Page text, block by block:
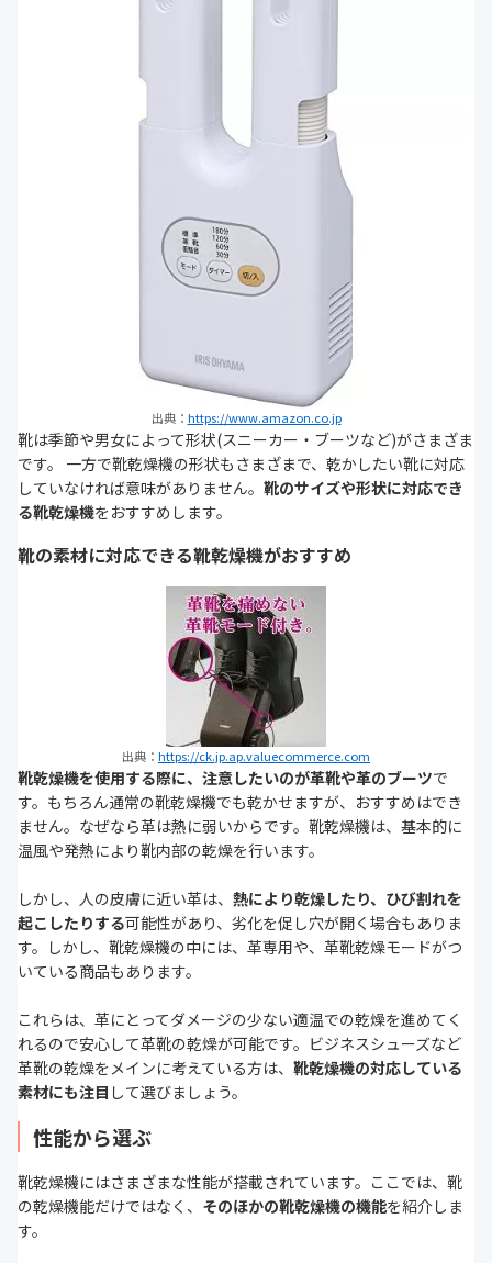
出典： https://www.amazon.co.jp
靴は季節や男女によって形状(スニーカー・ブーツなど)がさまざま
です。 一方で靴乾燥機の形状もさまざまで、乾かしたい靴に対応
していなければ意味がありません。 靴のサイズや形状に対応でき
る靴乾燥機をおすすめします。
靴の素材に対応できる靴乾燥機がおすすめ
出典： https://ck.jp.ap.valuecommerce.com
靴乾燥機を使用する際に、注意したいのが革靴や革のブーツで
す。もちろん通常の靴乾燥機でも乾かせますが、おすすめはでき
ません。なぜなら革は熱に弱いからです。靴乾燥機は、基本的に
温風や発熱により靴内部の乾燥を行います。
しかし、人の皮膚に近い革は、 熱により乾燥したり、ひび割れを
起こしたりする可能性があり、劣化を促し穴が開く場合もありま
す。しかし、靴乾燥機の中には、革専用や、革靴乾燥モードがつ
いている商品もあります。
これらは、革にとってダメージの少ない適温での乾燥を進めてく
れるので安心して革靴の乾燥が可能です。ビジネスシューズなど
革靴の乾燥をメインに考えている方は、 靴乾燥機の対応している
素材にも注目 して選びましょう。
性能から選ぶ
靴乾燥機にはさまざまな性能が搭載されています。ここでは、靴
の乾燥機能だけではなく、 そのほかの靴乾燥機の機能を紹介しま
す。